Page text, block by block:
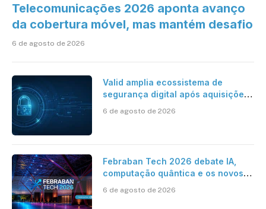
Telecomunicações 2026 aponta avanço
da cobertura móvel, mas mantém desafio
6 de agosto de 2026
Valid amplia ecossistema de
segurança digital após aquisições
6 de agosto de 2026
Febraban Tech 2026 debate IA,
computação quântica e os novos
6 de agosto de 2026